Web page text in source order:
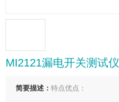
MI2121漏电开关测试仪
简要描述：特点优点：